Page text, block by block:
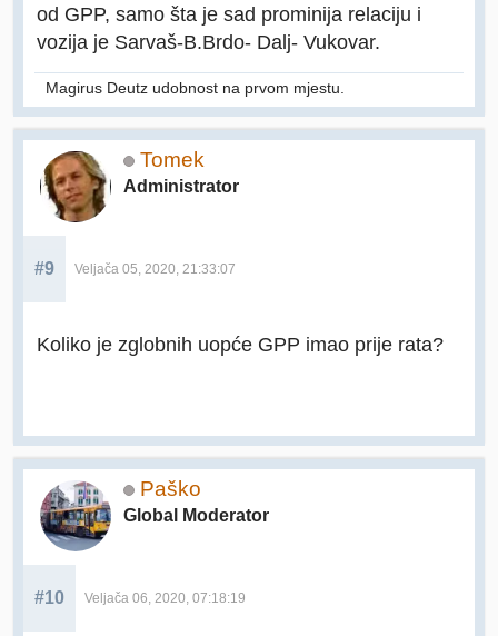
od GPP, samo šta je sad prominija relaciju i
vozija je Sarvaš-B.Brdo- Dalj- Vukovar.
Magirus Deutz udobnost na prvom mjestu.
Tomek
Administrator
#9 Veljača 05, 2020, 21:33:07
Koliko je zglobnih uopće GPP imao prije rata?
Paško
Global Moderator
#10 Veljača 06, 2020, 07:18:19